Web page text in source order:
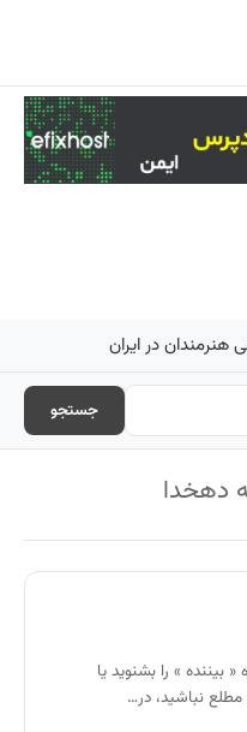
هنرمندان در ایران
جستجو
دهخدا
» را بشنوید یا
نباشید، در…